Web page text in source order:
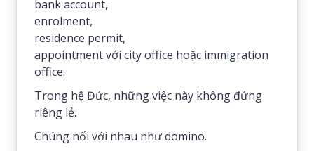
bank account,
enrolment,
residence permit,
appointment với city office hoặc immigration
office.
Trong hệ Đức, những việc này không đứng
riêng lẻ.
Chúng nối với nhau như domino.